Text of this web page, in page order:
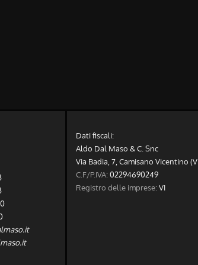
Dati fiscali:
Aldo Dal Maso & C. Snc
Via Badia, 7, Camisano Vicentino
C.F/P.IVA:02294690249
Registro delle imprese:VI